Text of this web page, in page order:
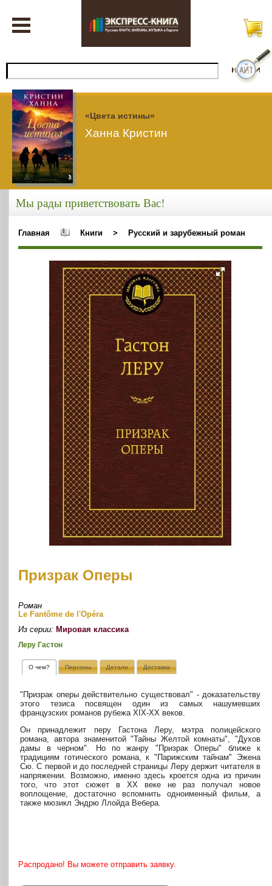
«Цвета истины»
Ханна Кристин
Мы рады приветствовать Вас!
Главная Книги > Русский и зарубежный роман
Призрак Оперы
Роман
Le Fantôme de l'Opéra
Из серии: Мировая классика
Леру Гастон
О чем? Персоны Детали Доставка
"Призрак оперы действительно существовал" - доказательству
этого тезиса посвящен один из самых нашумевших
французских романов рубежа XIX-XX веков.
Он принадлежит перу Гастона Леру, мэтра полицейского
романа, автора знаменитой "Тайны Желтой комнаты", "Духов
дамы в черном". Но по жанру "Призрак Оперы" ближе к
традициям готического романа, к "Парижским тайнам" Эжена
Сю. С первой и до последней страницы Леру держит читателя в
напряжении. Возможно, именно здесь кроется одна из причин
того, что этот сюжет в XX веке не раз получал новое
воплощение, достаточно вспомнить одноименный фильм, а
также мюзикл Эндрю Ллойда Вебера.
Распродано! Вы можете отправить заявку.